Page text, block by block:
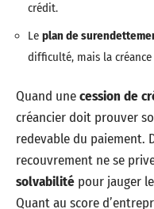
crédit.
Le plan de
difficulté, mais la
Quand unecession de
créancier doit prouver
redevable du paiement.
recouvrement ne se
solvabilité pour jauger
Quant au score